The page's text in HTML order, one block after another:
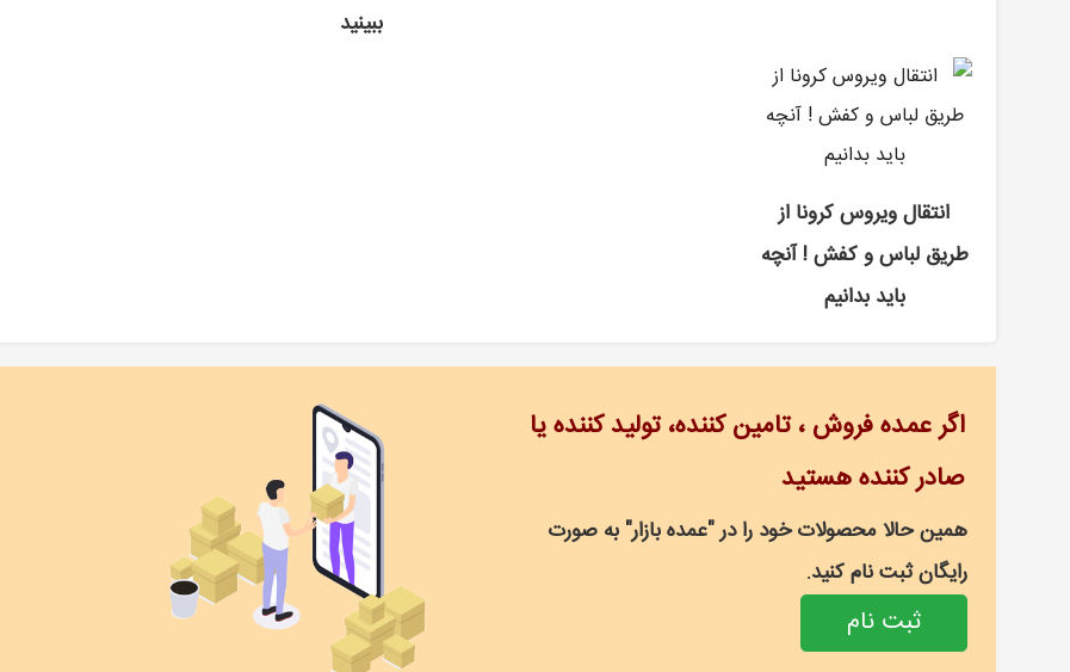
ببینید
انتقال ویروس کرونا از
طریق لباس و کفش ! آنچه
باید بدانیم
اگر عمده فروش ، تامین کننده، تولید کننده یا
صادر کننده هستید
همین حالا محصولات خود را در "عمده بازار" به صورت
رایگان ثبت نام کنید.
ثبت نام